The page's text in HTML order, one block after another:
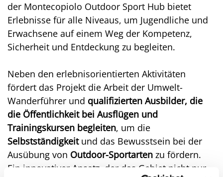
der Montecopiolo Outdoor Sport Hub bietet
Erlebnisse für alle Niveaus, um Jugendliche und
Erwachsene auf einem Weg der Kompetenz,
Sicherheit und Entdeckung zu begleiten.
Neben den erlebnisorientierten Aktivitäten
fördert das Projekt die Arbeit der Umwelt-
Wanderführer und qualifizierten Ausbilder, die
die Öffentlichkeit bei Ausflügen und
Trainingskursen begleiten, um die
Selbstständigkeitund das Bewusstsein bei der
Ausübung von Outdoor-Sportarten zu fördern.
Ein innovativer Ansatz, der das Gebiet nicht nur